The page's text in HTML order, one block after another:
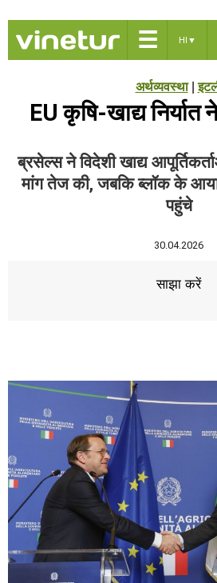
☰ HI ▼
अर्थव्यवस्था|
EU कृषि-खाद्य निर्यात
ब्रसेल्स ने विदेशी खाद्य
मांग तेज की, जबकि ब्लॉक के
पहुंचे
30.04.2026
साझा करें